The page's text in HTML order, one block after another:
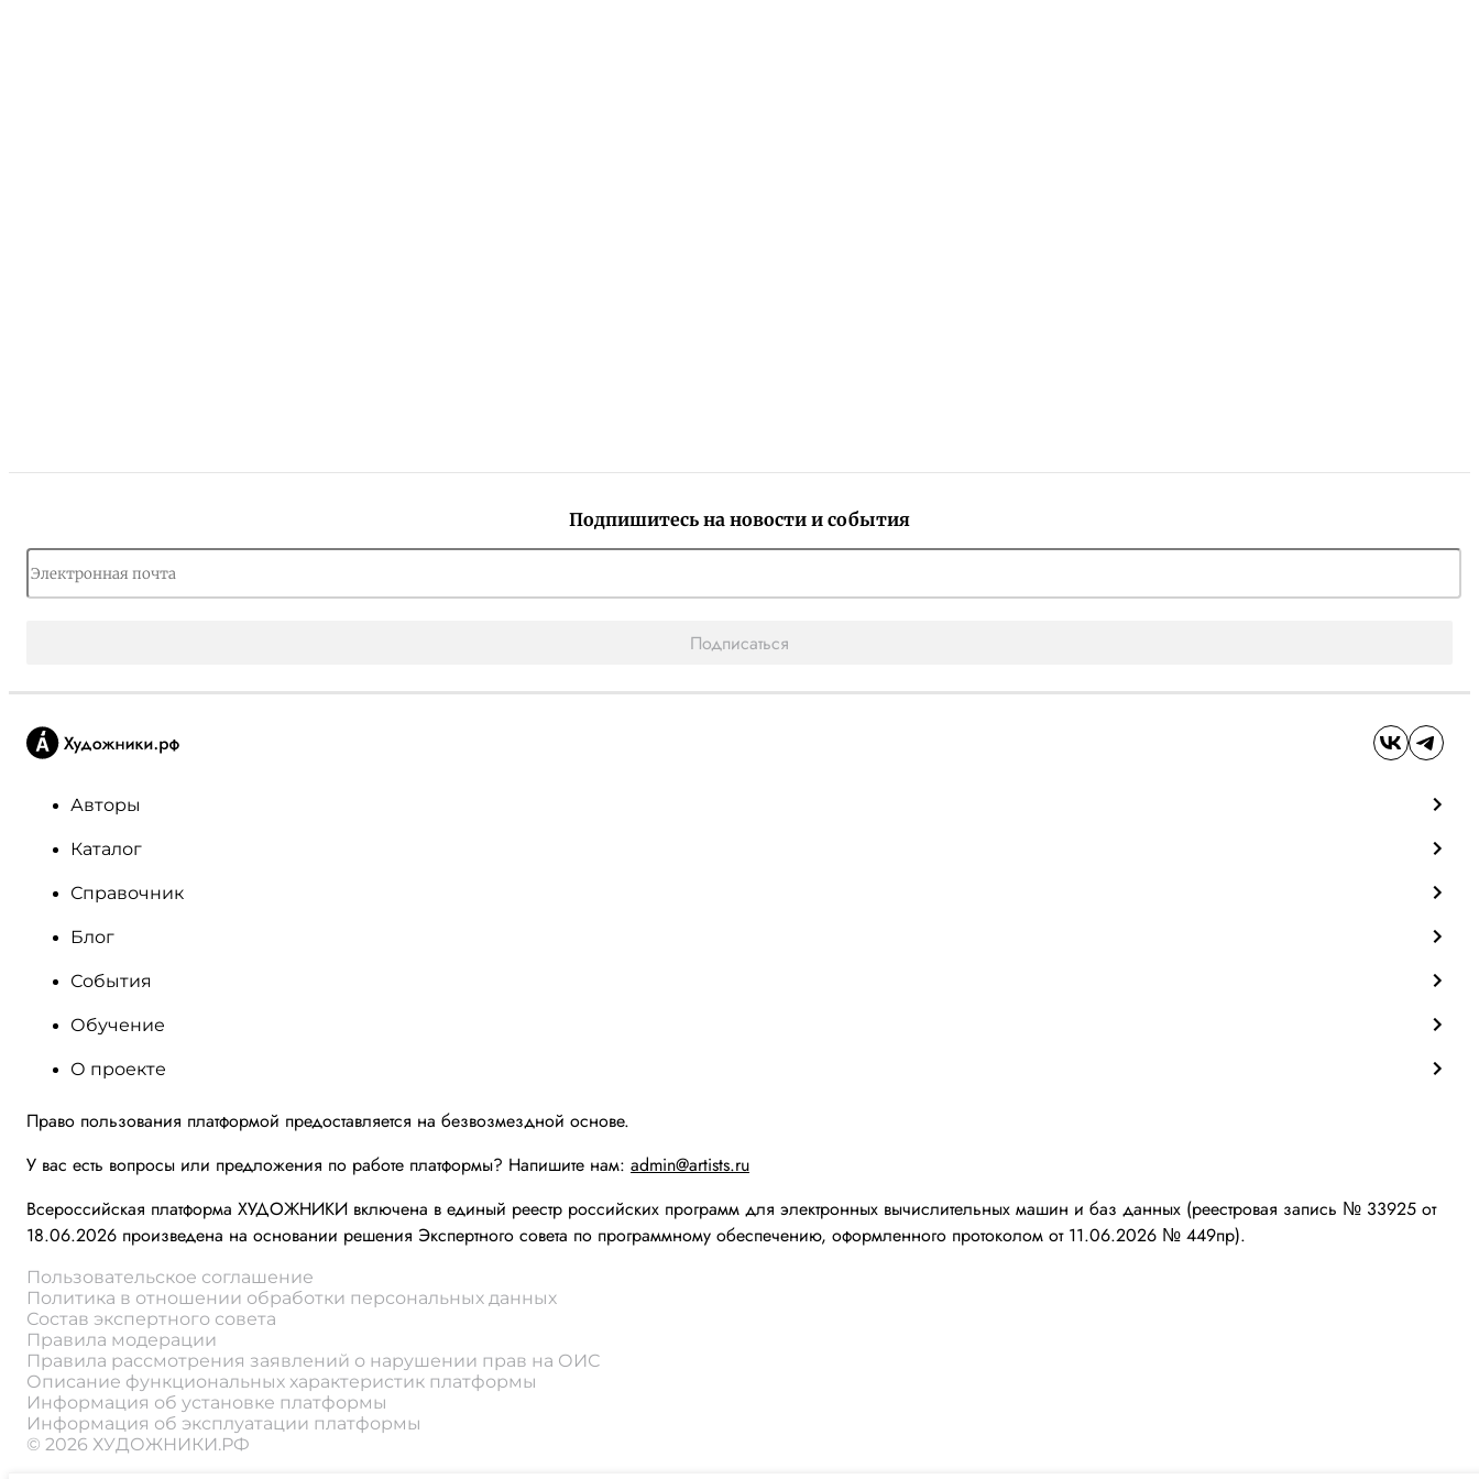
Подпишитесь на новости и события
Подписаться
Авторы
Каталог
Справочник
Блог
События
Обучение
О проекте
Право пользования платформой предоставляется на безвозмездной основе.
У вас есть вопросы или предложения по работе платформы? Напишите нам: admin@artists.ru
Всероссийская платформа ХУДОЖНИКИ включена в единый реестр российских программ для электронных вычислительных машин и баз данных (реестровая запись № 33925 от
18.06.2026 произведена на основании решения Экспертного совета по программному обеспечению, оформленного протоколом от 11.06.2026 № 449пр).
Пользовательское соглашение
Политика в отношении обработки персональных данных
Состав экспертного совета
Правила модерации
Правила рассмотрения заявлений о нарушении прав на ОИС
Описание функциональных характеристик платформы
Информация об установке платформы
Информация об эксплуатации платформы
© 2026 ХУДОЖНИКИ.РФ